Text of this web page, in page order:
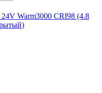
Warm3000 CRI98 (4.8